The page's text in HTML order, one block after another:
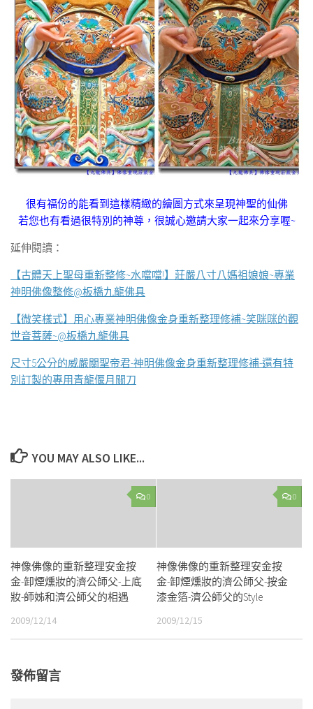
很有福份的能看到這樣精緻的繪圖方式來呈現神聖的仙佛
若您也有看過很特別的神尊，很誠心邀請大家一起來分享喔~
延伸閱讀：
【古體天上聖母重新整修~水噹噹!】莊嚴八寸八媽祖娘娘~專業
神明佛像整修@板橋九龍佛具
【微笑樣式】用心專業神明佛像金身重新整理修補~笑咪咪的觀
世音菩薩~@板橋九龍佛具
尺寸5公分的威嚴關聖帝君-神明佛像金身重新整理修補-還有特
別訂製的專用青龍偃月關刀
YOU MAY ALSO LIKE...
0
神像佛像的重新整理安金按
金-卸煙燻妝的濟公師父-上底
妝-師姊和濟公師父的相遇
2009/12/14
0
神像佛像的重新整理安金按
金-卸煙燻妝的濟公師父-按金
漆金箔-濟公師父的Style
2009/12/15
發佈留言